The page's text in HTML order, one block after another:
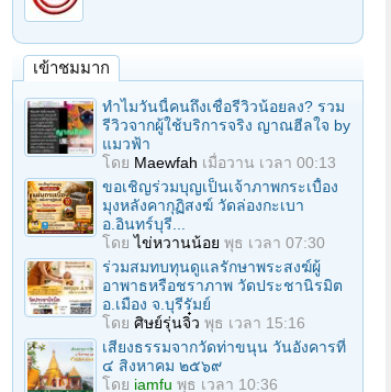
เข้าชมมาก
ทำไมวันนี้คนถึงเชื่อรีวิวน้อยลง? รวม
รีวิวจากผู้ใช้บริการจริง ญาณฮีลใจ by
แมวฟ้า
โดย Maewfah เมื่อวาน เวลา 00:13
ขอเชิญร่วมบุญเป็นเจ้าภาพกระเบื้อง
มุงหลังคากุฏิสงฆ์ วัดล่องกะเบา
อ.อินทร์บุรี...
โดยไข่หวานน้อย พุธ เวลา 07:30
ร่วมสมทบทุนดูแลรักษาพระสงฆ์ผู้
อาพาธหรือชราภาพ วัดประชานิรมิต
อ.เมือง จ.บุรีรัมย์
โดย ศิษย์รุ่นจิ๋ว พุธ เวลา 15:16
เสียงธรรมจากวัดท่าขนุน วันอังคารที่
๔ สิงหาคม ๒๕๖๙
โดย iamfu พุธ เวลา 10:36